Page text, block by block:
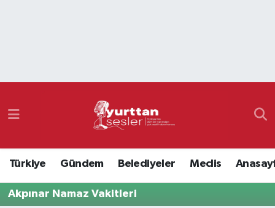
Türkiye Gündem Belediyeler Meclis
Akpınar Namaz Vakitleri
Namaz Vakitleri
Süper Lig Puan Durumu ve Fikstür